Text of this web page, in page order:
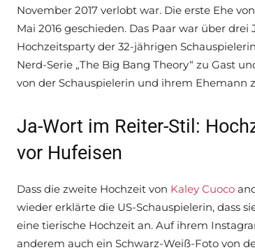
November 2017 verlobt war. Die erste Ehe
Mai 2016 geschieden. Das Paar war über
Hochzeitsparty der 32-jährigen
Nerd-Serie „The Big Bang Theory“ zu Gast
von der Schauspielerin und ihrem Ehemann
Ja-Wort im Reiter-Stil:
vor Hufeisen
Dass die zweite Hochzeit von Kaley Cuoco
wieder erklärte die US-Schauspielerin, dass
eine tierische Hochzeit an. Auf ihrem
anderem auch ein Schwarz-Weiß-Foto von